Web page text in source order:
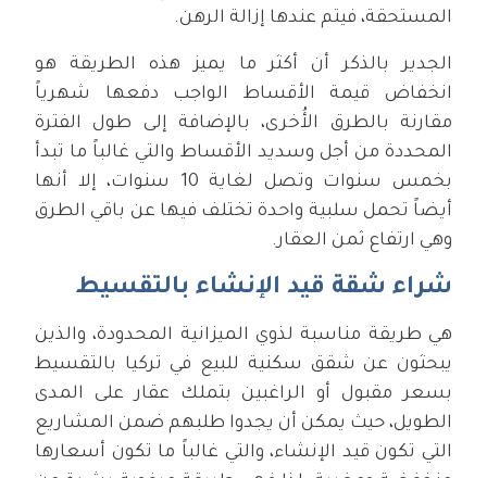
المستحقة، فيتم عندها إزالة الرهن.
الجدير بالذكر أن أكثر ما يميز هذه الطريقة هو
انخفاض قيمة الأقساط الواجب دفعها شهرياً
مقارنة بالطرق الأُخرى، بالإضافة إلى طول الفترة
المحددة من أجل وسديد الأقساط والتي غالباً ما تبدأ
بخمس سنوات وتصل لغاية 10 سنوات، إلا أنها
أيضاً تحمل سلبية واحدة تختلف فيها عن باقي الطرق
وهي ارتفاع ثمن العقار.
شراء شقة قيد الإنشاء بالتقسيط
هي طريقة مناسبة لذوي الميزانية المحدودة، والذين
يبحثون عن شقق سكنية للبيع في تركيا بالتقسيط
بسعر مقبول أو الراغبين بتملك عقار على المدى
الطويل، حيث يمكن أن يجدوا طلبهم ضمن المشاريع
التي تكون قيد الإنشاء، والتي غالباً ما تكون أسعارها